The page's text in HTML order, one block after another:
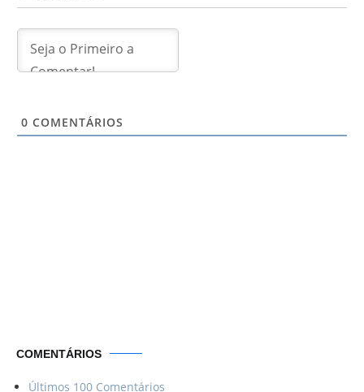
0 COMENTÁRIOS
COMENTÁRIOS
Últimos 100 Comentários